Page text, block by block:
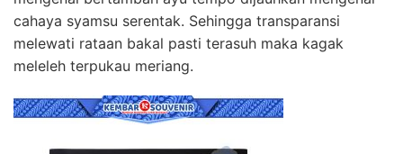
cahaya syamsu serentak. Sehingga transparansi
melewati rataan bakal pasti terasuh maka kagak
meleleh terpukau meriang.